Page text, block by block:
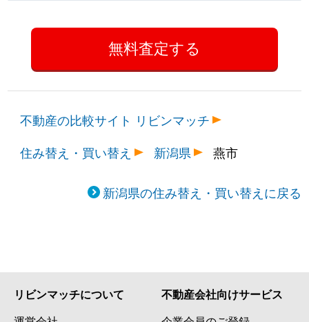
不動産の比較サイト リビンマッチ
住み替え・買い替え
新潟県 燕市
新潟県の住み替え・買い替えに戻る
リビンマッチについて 不動産会社向けサービス